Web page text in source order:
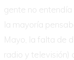
gente no
la mayoría
Mayo, la falta de
radio y televisión)